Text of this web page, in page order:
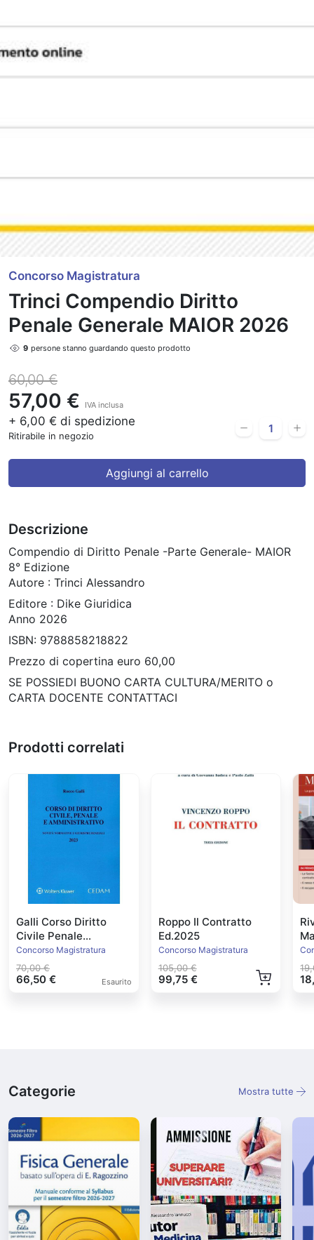
Concorso Magistratura
Trinci Compendio Diritto
Penale Generale MAIOR 2026
9 persone stanno guardando questo prodotto
60,00 €
57,00 € IVA inclusa
+ 6,00 € di spedizione
Ritirabile in negozio
Aggiungi al carrello
Descrizione
Compendio di Diritto Penale -Parte Generale- MAIOR
8° Edizione
Autore : Trinci Alessandro
Editore : Dike Giuridica
Anno 2026
ISBN: 9788858218822
Prezzo di copertina euro 60,00
SE POSSIEDI BUONO CARTA CULTURA/MERITO o
CARTA DOCENTE CONTATTACI
Prodotti correlati
Galli Corso Diritto
Civile Penale
Amministrativo 2023
Concorso Magistratura
70,00 €
66,50 € Esaurito
Roppo Il Contratto
Ed.2025
Concorso Magistratura
105,00 €
99,75 €
Categorie Mostra tutte